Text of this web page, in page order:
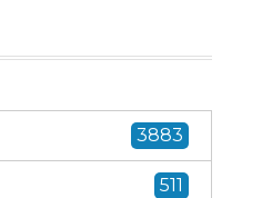
3883
511